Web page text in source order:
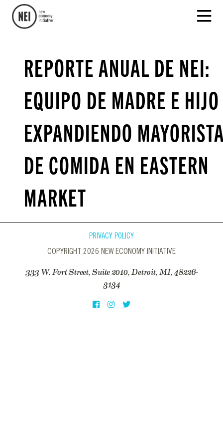
REPORTE ANUAL DE NEI:
EQUIPO DE MADRE E HIJO
EXPANDIENDO
DE COMIDA EN EASTERN
MARKET
PRIVACY POLICY
COPYRIGHT 2026 NEW ECONOMY INITIATIVE
333 W. Fort Street, Suite 2010, Detroit, MI, 48226-
3134